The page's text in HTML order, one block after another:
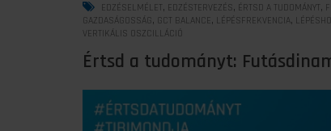
EDZÉSELMÉLET , EDZÉSTERVEZÉS, ÉRTSD A TUDOMÁNYT ,
GAZDASÁGOSSÁG , GCT BALANCE , LÉPÉSFREKVENCIA,
VERTIKÁLIS OSZCILLÁCIÓ
Értsd a tudományt: